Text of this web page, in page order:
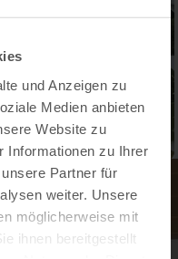
und Anzeigen zu
Medien anbieten
Website zu
Informationen zu Ihrer
Partner für
weiter. Unsere
möglicherweise mit
ihnen bereitgestellt